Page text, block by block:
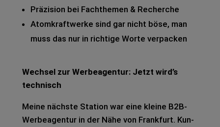
Prä­zi­si­on bei Fach­the­men & Recher­che
Atom­kraft­wer­ke sind gar nicht böse, man
muss das nur in rich­ti­ge Worte ver­pa­cken
Wech­sel zur Wer­be­agen­tur: Jetzt wird’s
tech­nisch
Meine nächs­te Sta­ti­on war eine klei­ne B2B-
Wer­be­agen­tur in der Nähe von Frank­furt. Kun­